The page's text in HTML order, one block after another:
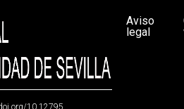
10.12795
Aviso
legal